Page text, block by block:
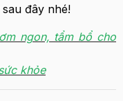
đây nhé!
ngon, tẩm bổ cho
khỏe